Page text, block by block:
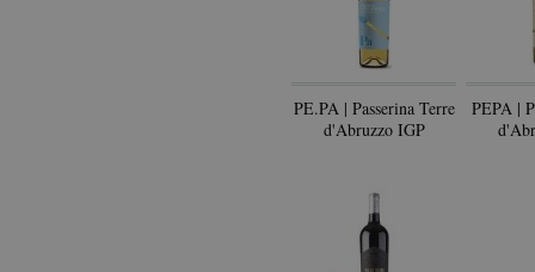
PE.PA | Passerina Terre
d'Abruzzo IGP
PEPA |